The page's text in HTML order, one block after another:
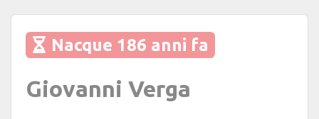
Nacque 186 anni fa
Giovanni Verga